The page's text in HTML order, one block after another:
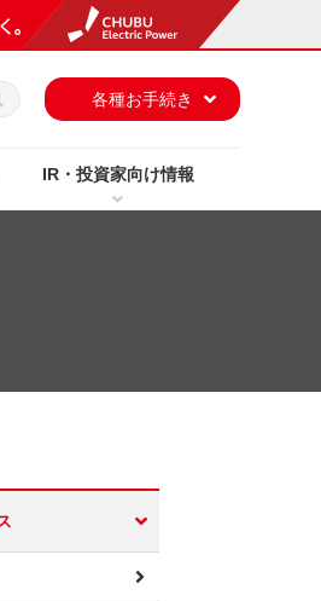
IR・投資家向け情報
各種お手続き